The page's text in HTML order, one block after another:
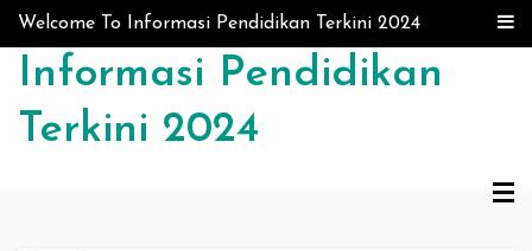
Skip to content
Welcome To Informasi Pendidikan Terkini 2024
Informasi Pendidikan
Terkini 2024